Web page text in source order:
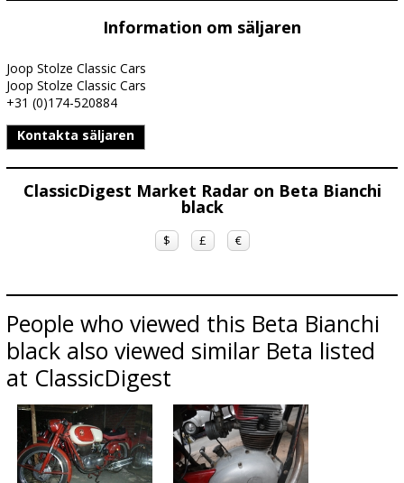
Information om säljaren
Joop Stolze Classic Cars
Joop Stolze Classic Cars
+31 (0)174-520884
Kontakta säljaren
ClassicDigest Market Radar on Beta Bianchi
black
$ £ €
People who viewed this Beta Bianchi
black also viewed similar Beta listed
at ClassicDigest